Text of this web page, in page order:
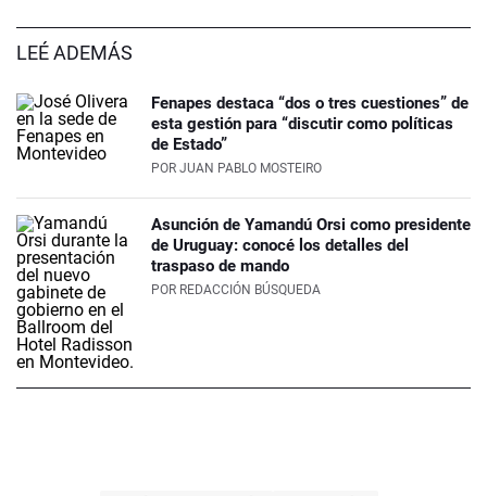
LEÉ ADEMÁS
Fenapes destaca “dos o tres cuestiones” de
esta gestión para “discutir como políticas
de Estado”
POR JUAN PABLO MOSTEIRO
Asunción de Yamandú Orsi como presidente
de Uruguay: conocé los detalles del
traspaso de mando
POR REDACCIÓN BÚSQUEDA